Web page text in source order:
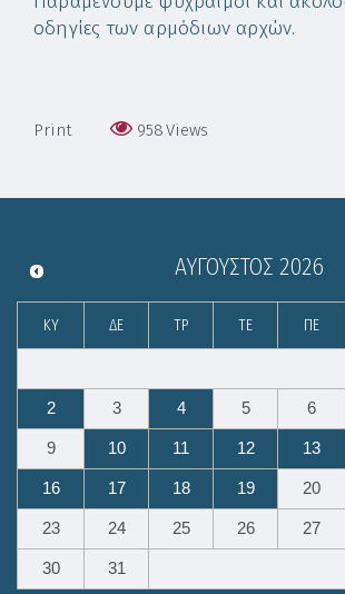
οδηγίες των αρμόδιων αρχών.
Print 958Views
ΑΎΓΟΥΣΤΟΣ 2026
ΚΥ ΔΕ ΤΡ ΤΕ ΠΕ
2 3 4 5 6
9 10 11 12 13
16 17 18 19 20
23 24 25 26 27
30 31